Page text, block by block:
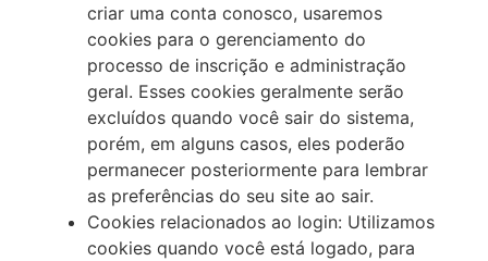
criar uma conta conosco, usaremos
cookies para o gerenciamento do
processo de inscrição e administração
geral. Esses cookies geralmente serão
excluídos quando você sair do sistema,
porém, em alguns casos, eles poderão
permanecer posteriormente para lembrar
as preferências do seu site ao sair.
Cookies relacionados ao login: Utilizamos
cookies quando você está logado, para